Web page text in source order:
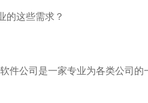
这些需求？
公司是一家专业为各类公司的